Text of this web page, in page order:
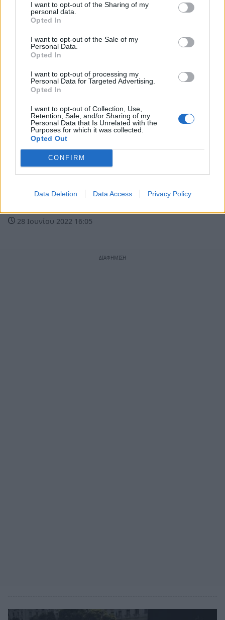
I want to opt-out of the Sharing of my
personal data.
Opted In
I want to opt-out of the Sale of my
Personal Data.
Opted In
I want to opt-out of processing my
Personal Data for Targeted Advertising.
Opted In
I want to opt-out of Collection, Use,
Retention, Sale, and/or Sharing of my
Personal Data that Is Unrelated with the
Purposes for which it was collected.
Opted Out
CONFIRM
Data Deletion Data Access Privacy Policy
29 Ιουνίου 2022 17:54
Υγεία
Κορονοϊός: «Έκρηξη» κρουσμάτων! 1.595
28 Ιουνίου 2022 16:05